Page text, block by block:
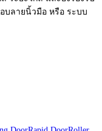
บลายนิ้วมือ หรือ ระบบ